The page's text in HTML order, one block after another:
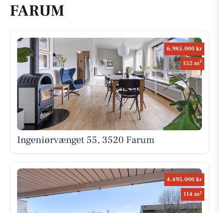
FARUM
6.985.000 kr
152 m2
Ingeniørvænget 55, 3520 Farum
4.495.000 kr
114 m2